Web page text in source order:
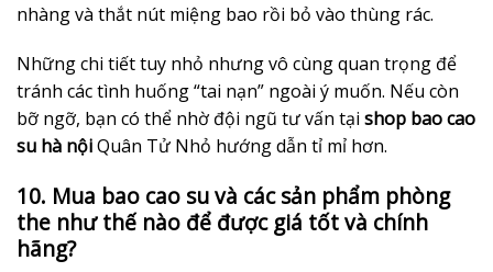
nhàng và thắt nút miệng bao rồi bỏ vào thùng rác.
Những chi tiết tuy nhỏ nhưng vô cùng quan trọng để
tránh các tình huống “tai nạn” ngoài ý muốn. Nếu còn
bỡ ngỡ, bạn có thể nhờ đội ngũ tư vấn tại shop bao cao
su hà nộiQuân Tử Nhỏ hướng dẫn tỉ mỉ hơn.
10. Mua bao cao su và các sản phẩm phòng
the như thế nào để được giá tốt và chính
hãng?